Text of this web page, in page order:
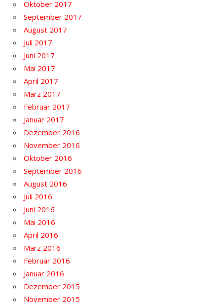
Oktober 2017
September 2017
August 2017
Juli 2017
Juni 2017
Mai 2017
April 2017
März 2017
Februar 2017
Januar 2017
Dezember 2016
November 2016
Oktober 2016
September 2016
August 2016
Juli 2016
Juni 2016
Mai 2016
April 2016
März 2016
Februar 2016
Januar 2016
Dezember 2015
November 2015